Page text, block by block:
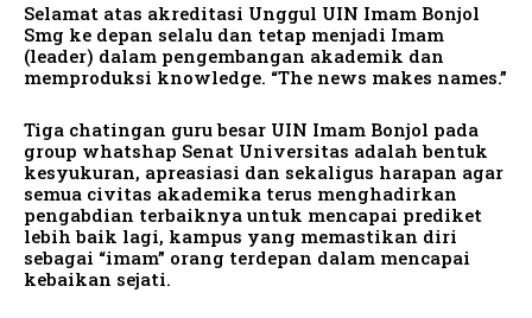
Selamat atas akreditasi Unggul UIN Imam Bonjol
Smg ke depan selalu dan tetap menjadi Imam
(leader) dalam pengembangan akademik dan
memproduksi knowledge. “The news makes names.”
Tiga chatingan guru besar UIN Imam Bonjol pada
group whatshap Senat Universitas adalah bentuk
kesyukuran, apreasiasi dan sekaligus harapan agar
semua civitas akademika terus menghadirkan
pengabdian terbaiknya untuk mencapai prediket
lebih baik lagi, kampus yang memastikan diri
sebagai “imam” orang terdepan dalam mencapai
kebaikan sejati.